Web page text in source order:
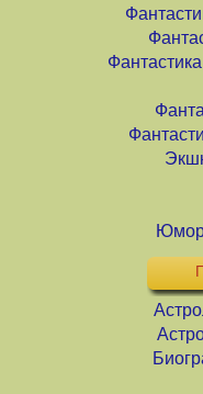
Юмор